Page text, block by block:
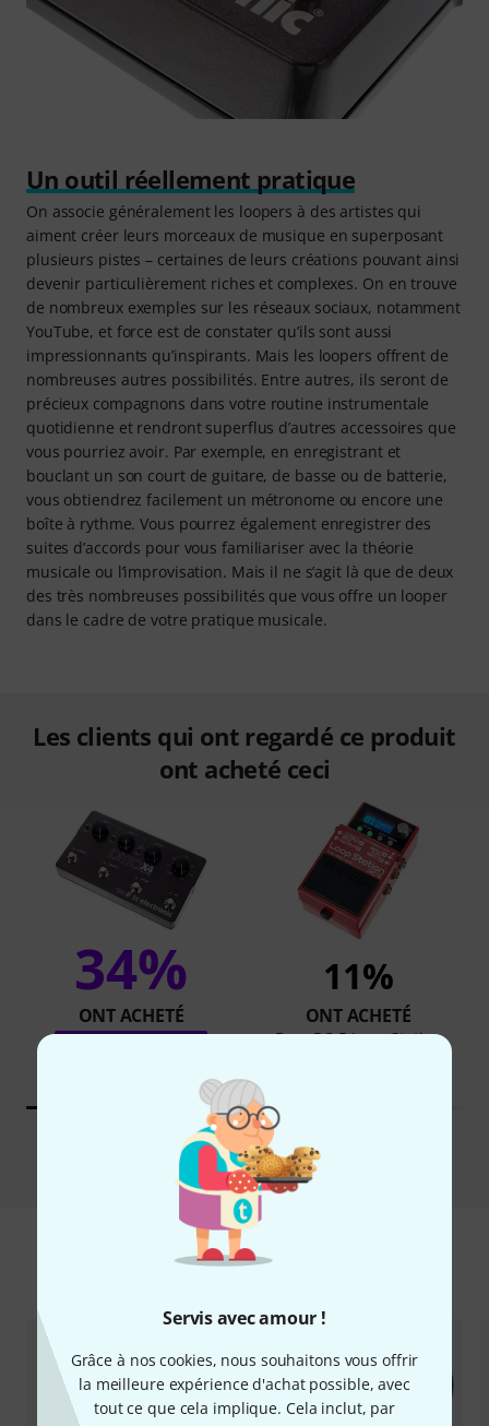
Servis avec amour !
Grâce à nos cookies, nous souhaitons vous offrir
la meilleure expérience d'achat possible, avec
tout ce que cela implique. Cela inclut, par
Un outil réellement pratique
On associe généralement les loopers à des artistes qui
aiment créer leurs morceaux de musique en superposant
plusieurs pistes – certaines de leurs créations pouvant ainsi
devenir particulièrement riches et complexes. On en trouve
de nombreux exemples sur les réseaux sociaux, notamment
YouTube, et force est de constater qu’ils sont aussi
impressionnants qu’inspirants. Mais les loopers offrent de
nombreuses autres possibilités. Entre autres, ils seront de
précieux compagnons dans votre routine instrumentale
quotidienne et rendront superflus d’autres accessoires que
vous pourriez avoir. Par exemple, en enregistrant et
bouclant un son court de guitare, de basse ou de batterie,
vous obtiendrez facilement un métronome ou encore une
boîte à rythme. Vous pourrez également enregistrer des
suites d’accords pour vous familiariser avec la théorie
musicale ou l’improvisation. Mais il ne s’agit là que de deux
des très nombreuses possibilités que vous offre un looper
dans le cadre de votre pratique musicale.
Les clients qui ont regardé ce produit
ont acheté ceci
34%
ONT ACHETÉ
EXACTEMENT CE PRODUIT
11%
ONT ACHETÉ
Boss RC-5 Loop Station
Comparer
Accessoires & articles appropriés